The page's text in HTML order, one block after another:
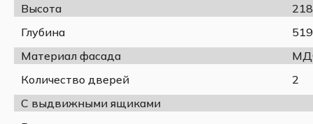
Материал корпуса
ЛДСП
Материал фасада
МДФ,
Фрезеровка фасада
Да
Тип дверей
Высота
Глубина
519
Материал фасада
Количество дверей
2
С выдвижными ящиками